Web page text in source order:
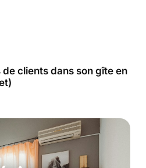
clients dans son gîte en